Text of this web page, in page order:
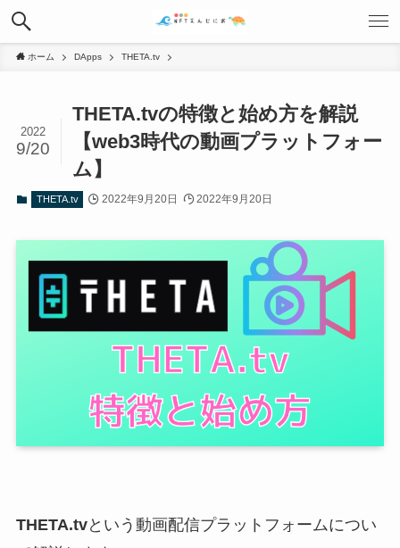
ホーム DApps THETA.tv
THETA.tvの特徴と始め方を解説
【web3時代の動画プラットフォー
ム】
2022
9/20
THETA.tv 2022年9月20日 2022年9月20日
THETA.tvという動画配信プラットフォームについ